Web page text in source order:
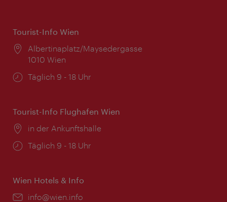
Tourist-Info Wien
Ort:
Albertinaplatz/Maysedergasse
1010 Wien
Öffnungszeiten:
Täglich 9 - 18 Uhr
Tourist-Info Flughafen Wien
Ort:
in der Ankunftshalle
Öffnungszeiten:
Täglich 9 - 18 Uhr
Wien Hotels & Info
Email:
info@wien.info